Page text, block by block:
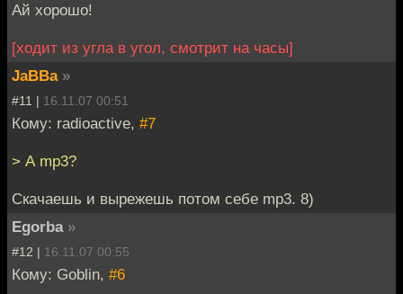
Ай хорошо!
[ходит из угла в угол, смотрит на часы]
JaBBa »
#11 | 16.11.07 00:51
Кому: radioactive, #7
> А mp3?
Скачаешь и вырежешь потом себе mp3. 8)
Egorba »
#12 | 16.11.07 00:55
Кому: Goblin, #6